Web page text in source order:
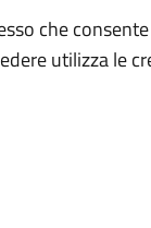
che
utilizza le